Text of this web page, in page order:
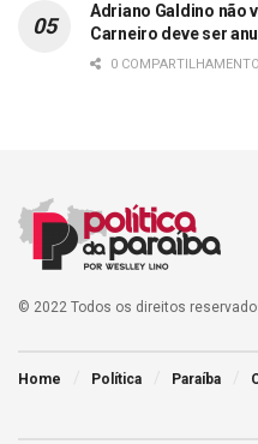
Adriano Galdino não
Carneiro deve ser
0
© 2022 Todos os direitos
Home Política Paraíba